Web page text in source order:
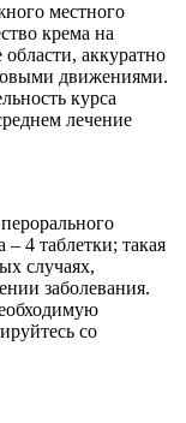
местного
крема на
аккуратно
движениями.
курса
лечение
4 таблетки; такая
случаях,
заболевания.
со